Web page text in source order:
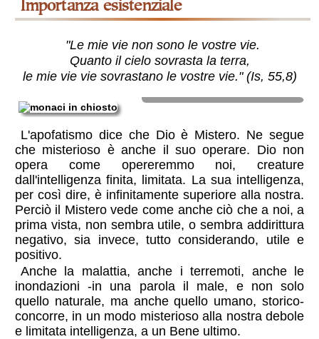
importanza esistenziale
"Le mie vie non sono le vostre vie.
Quanto il cielo sovrasta la terra,
le mie vie vie sovrastano le vostre vie." (Is, 55,8)
Il senso del mistero genera
L'apofatismo dice che Dio è Mistero. Ne segue
che misterioso è anche il suo operare. Dio non
opera come opereremmo noi, creature
dall'intelligenza finita, limitata. La sua intelligenza,
per così dire, è infinitamente superiore alla nostra.
Perciò il Mistero vede come anche ciò che a noi, a
prima vista, non sembra utile, o sembra addirittura
negativo, sia invece, tutto considerando, utile e
positivo.
Anche la malattia, anche i terremoti, anche le
inondazioni -in una parola il male, e non solo
quello naturale, ma anche quello umano, storico-
concorre, in un modo misterioso alla nostra debole
e limitata intelligenza, a un Bene ultimo.